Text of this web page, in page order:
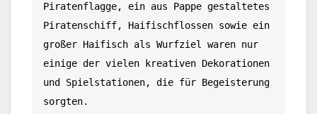
Piratenflagge, ein aus Pappe gestaltetes
Piratenschiff, Haifischflossen sowie ein
großer Haifisch als Wurfziel waren nur
einige der vielen kreativen Dekorationen
und Spielstationen, die für Begeisterung
sorgten.